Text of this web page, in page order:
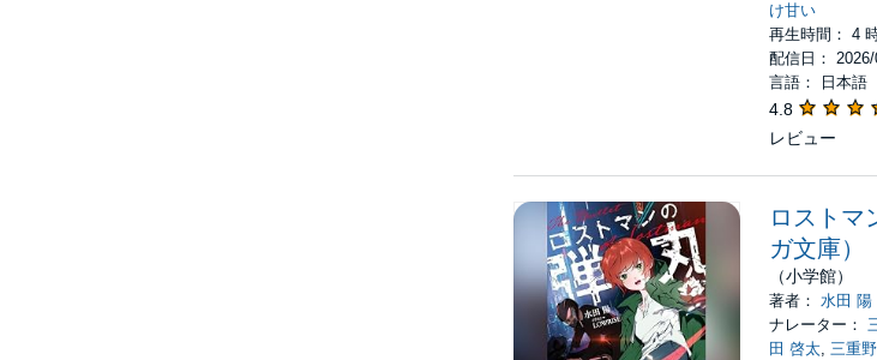
け甘い
再生時間： 4
配信日：
言語： 日本語
4.8
レビュー
ロストマ
ガ文庫）
（小学館）
著者：水田 陽
ナレーター：
田 啓太,三重